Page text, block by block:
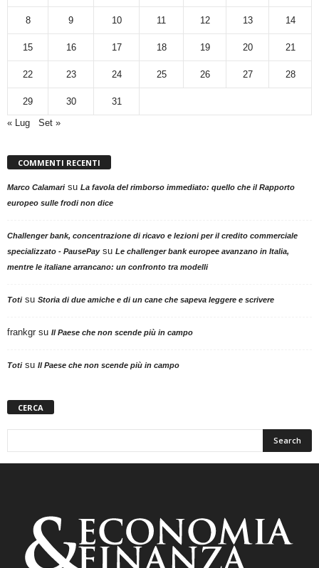
8 9 10 11 12 13 14
15 16 17 18 19 20 21
22 23 24 25 26 27 28
29 30
31
« Lug
Set »
COMMENTI RECENTI
Marco Calamarisu La favola del rimborso immediato: quello che il Rapporto
europeo sulle frodi non dice
Challenger bank, concentrazione di ricavo e lezioni per il credito commerciale
specializzato - PausePaysu Le challenger bank europee avanzano in Italia,
mentre le italiane arrancano: un confronto tra modelli
Totisu Storia di due amiche e di un cane che sapeva leggere e scrivere
frankgr su Il Paese che non scende più in campo
Totisu Il Paese che non scende più in campo
CERCA